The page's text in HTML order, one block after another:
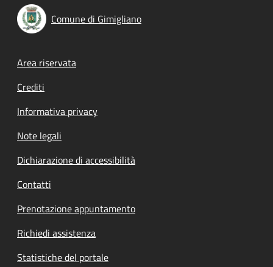
Comune di Gimigliano
Footer menu
Area riservata
Crediti
Informativa privacy
Note legali
Dichiarazione di accessibilità
Contatti
Prenotazione appuntamento
Richiedi assistenza
Statistiche del portale